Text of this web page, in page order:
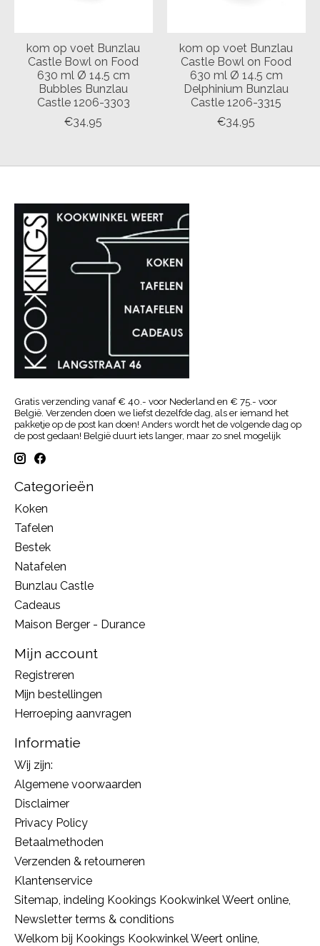
kom op voet Bunzlau
Castle Bowl on Food
630 ml Ø 14.5 cm
Bubbles Bunzlau
Castle 1206-3303
€34,95
kom op voet Bunzlau
Castle Bowl on Food
630 ml Ø 14.5 cm
Delphinium Bunzlau
Castle 1206-3315
€34,95
Gratis verzending vanaf € 40.- voor Nederland en € 75.- voor
België. Verzenden doen we liefst dezelfde dag, als er iemand het
pakketje op de post kan doen! Anders wordt het de volgende dag op
de post gedaan! België duurt iets langer, maar zo snel mogelijk
Categorieën
Koken
Tafelen
Bestek
Natafelen
Bunzlau Castle
Cadeaus
Maison Berger - Durance
Mijn account
Registreren
Mijn bestellingen
Herroeping aanvragen
Informatie
Wij zijn:
Algemene voorwaarden
Disclaimer
Privacy Policy
Betaalmethoden
Verzenden & retourneren
Klantenservice
Sitemap, indeling Kookings Kookwinkel Weert online,
Newsletter terms & conditions
Welkom bij Kookings Kookwinkel Weert online,